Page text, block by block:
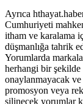
Ayrıca
Cumhuriyeti
itham ve karalama
düşmanlığa tahrik
Yorumlarda
herhangi bir
onaylanmayacak
promosyon veya
silinecek yorumlar